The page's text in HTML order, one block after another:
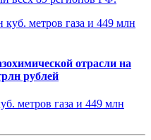
отрасли на
рублей
метров газа и 449 млн